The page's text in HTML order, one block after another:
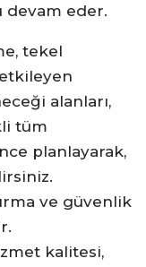
devam eder.
tekel
alanları,
tüm
planlayarak,
ve güvenlik
kalitesi,